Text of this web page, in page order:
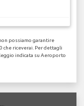
possiamo garantire
che riceverai. Per dettagli
indicata su Aeroporto